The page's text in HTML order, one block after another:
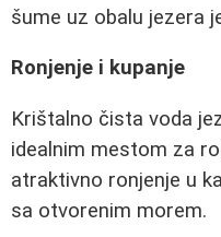
šume uz obalu jezera
Ronjenje i kupanje
Krištalno čista voda
idealnim mestom za
atraktivno ronjenje u
sa otvorenim morem.